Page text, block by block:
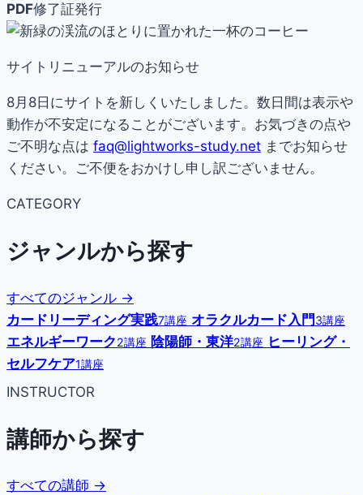
PDF修了証発行
サイトリニューアルのお知らせ
8月8日にサイトを新しくいたしました。数日間は表示や
動作が不安定になることがございます。お気づきの点や
ご不明な点は faq@lightworks-study.net までお知らせ
ください。ご不便をおかけし申し訳ございません。
CATEGORY
ジャンルから探す
すべてのジャンル →
カードリーディング実践7講座 オラクルカード入門3講座
エネルギーワーク2講座 陰陽師・東洋2講座 ヒーリング・
セルフケア1講座
INSTRUCTOR
講師から探す
すべての講師 →